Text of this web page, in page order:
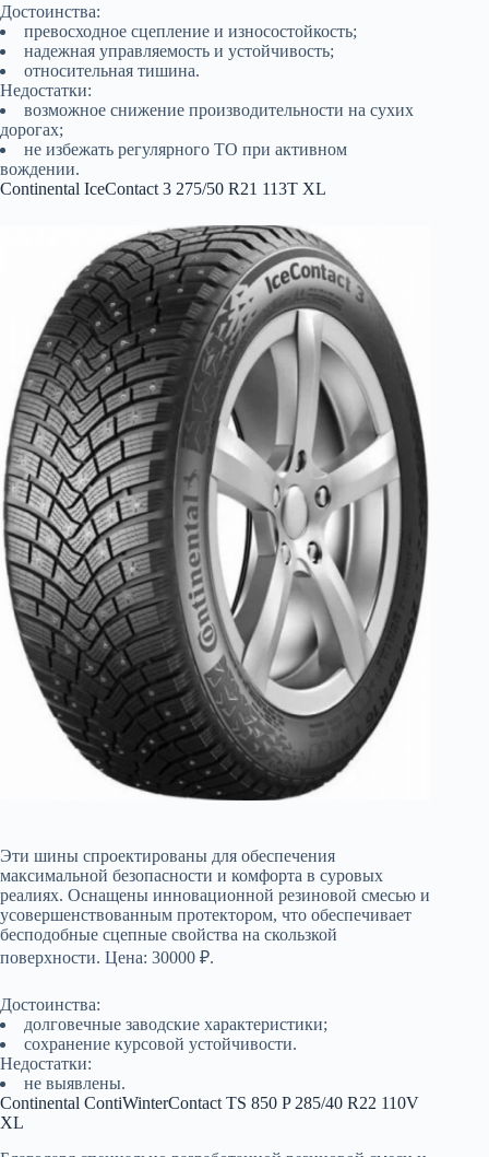
Достоинства:
превосходное сцепление и износостойкость;
надежная управляемость и устойчивость;
относительная тишина.
Недостатки:
возможное снижение производительности на сухих
дорогах;
не избежать регулярного ТО при активном
вождении.
Continental IceContact 3 275/50 R21 113Т XL
Эти шины спроектированы для обеспечения
максимальной безопасности и комфорта в суровых
реалиях. Оснащены инновационной резиновой смесью и
усовершенствованным протектором, что обеспечивает
бесподобные сцепные свойства на скользкой
поверхности. Цена: 30000 ₽.
Достоинства:
долговечные заводские характеристики;
сохранение курсовой устойчивости.
Недостатки:
не выявлены.
Continental ContiWinterContact TS 850 P 285/40 R22 110V
XL